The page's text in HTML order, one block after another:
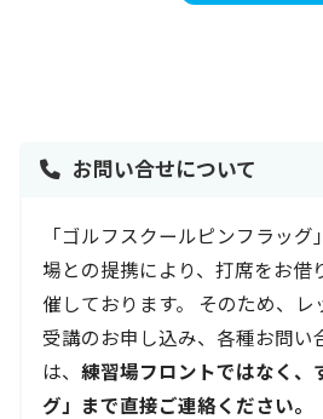
お問い合せについて
「ゴルフスクールピンフラッ
場との提携により、打席をお借
催しております。 そのため、
受講のお申し込み、各種お問い
は、練習場フロントではなく、
グ」まで直接ご連絡ください。